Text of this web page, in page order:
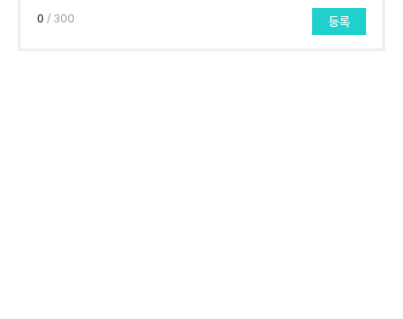
0 / 300 등록